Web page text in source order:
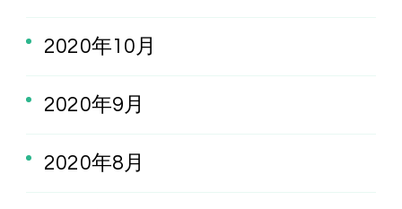
2020年10月
2020年9月
2020年8月